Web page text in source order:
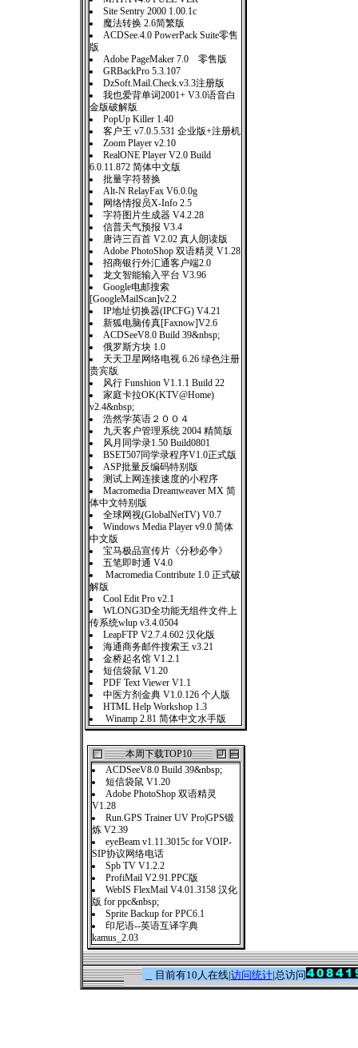
Site Sentry 2000 1.00.1c
魔法转换 2.6简繁版
ACDSee.4.0 PowerPack Suite零售
版
Adobe PageMaker 7.0 零售版
GRBackPro 5.3.107
DzSoft.Mail.Check.v3.3注册版
我也爱背单词2001+ V3.0语音白
金版破解版
PopUp Killer 1.40
客户王 v7.0.5.531 企业版+注册机
Zoom Player v2.10
RealONE Player V2.0 Build
6.0.11.872 简体中文版
批量字符替换
Alt-N RelayFax V6.0.0g
网络情报员X-Info 2.5
字符图片生成器 V4.2.28
信普天气预报 V3.4
唐诗三百首 V2.02 真人朗读版
Adobe PhotoShop 双语精灵 V1.28
招商银行外汇通客户端2.0
龙文智能输入平台 V3.96
Google电邮搜索
[GoogleMailScan]v2.2
IP地址切换器(IPCFG) V4.21
新狐电脑传真[Faxnow]V2.6
ACDSeeV8.0 Build 39&nbsp;
俄罗斯方块 1.0
天天卫星网络电视 6.26 绿色注册
贵宾版
风行 Funshion V1.1.1 Build 22
家庭卡拉OK(KTV@Home)
v2.4&nbsp;
浩然学英语２００４
九天客户管理系统 2004 精简版
风月同学录1.50 Build0801
BSET507同学录程序V1.0正式版
ASP批量反编码特别版
测试上网连接速度的小程序
Macromedia Dreamweaver MX 简
体中文特别版
全球网视(GlobalNetTV) V0.7
Windows Media Player v9.0 简体
中文版
宝马极品宣传片《分秒必争》
五笔即时通 V4.0
Macromedia Contribute 1.0 正式破
解版
Cool Edit Pro v2.1
WLONG3D全功能无组件文件上
传系统wlup v3.4.0504
LeapFTP V2.7.4.602 汉化版
海通商务邮件搜索王 v3.21
金桥起名馆 V1.2.1
短信袋鼠 V1.20
PDF Text Viewer V1.1
中医方剂金典 V1.0.126 个人版
HTML Help Workshop 1.3
Winamp 2.81 简体中文水手版
本周下载TOP10
ACDSeeV8.0 Build 39&nbsp;
短信袋鼠 V1.20
Adobe PhotoShop 双语精灵
V1.28
Run.GPS Trainer UV Pro|GPS锻
炼 V2.39
eyeBeam v1.11.3015c for VOIP-
SIP协议网络电话
Spb TV V1.2.2
ProfiMail V2.91.PPC版
WebIS FlexMail V4.01.3158 汉化
版 for ppc&nbsp;
Sprite Backup for PPC6.1
印尼语--英语互译字典
kamus_2.03